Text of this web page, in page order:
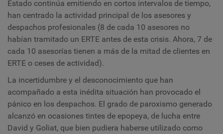
Estado continúa emitiendo en cortos intervalos de tiempo,
han centrado la actividad principal de los asesores y
despachos profesionales (8 de cada 10 asesores no
habían tramitado un ERTE antes de esta crisis. Ahora, 7 de
cada 10 asesorías tienen a más de la mitad de clientes en
ERTE o ceses de actividad).
La incertidumbre y el desconocimiento que han
acompañado a esta inédita situación han provocado el
pánico en los despachos. El grado de paroxismo generado
alcanzó en ocasiones tintes de epopeya, de lucha entre
David y Goliat, que bien pudiera haberse utilizado como